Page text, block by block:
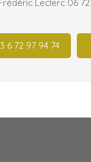
6 72 97 94 74